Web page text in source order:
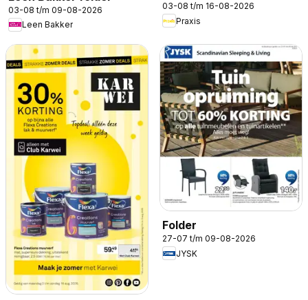
03-08 t/m 09-08-2026
Leen Bakker
03-08 t/m 16-08-2026
Praxis
Folder
27-07 t/m 09-08-2026
JYSK